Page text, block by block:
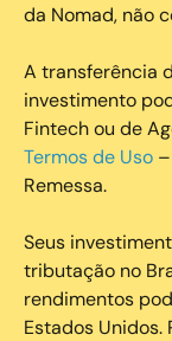
da Nomad, não
A transferência
investimento
Fintech ou de
Termos de Uso
Remessa.
Seus
tributação no
rendimentos
Estados Unidos.